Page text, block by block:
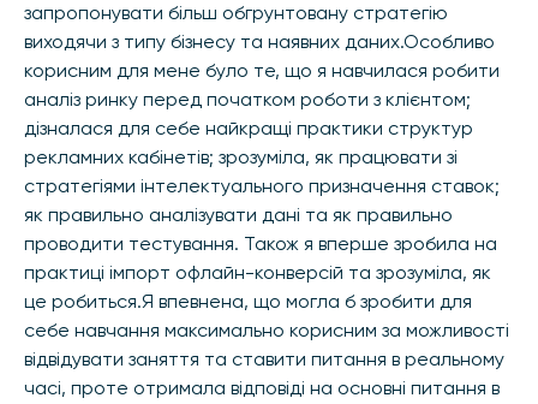
запропонувати більш обгрунтовану стратегію
виходячи з типу бізнесу та наявних даних.Особливо
корисним для мене було те, що я навчилася робити
аналіз ринку перед початком роботи з клієнтом;
дізналася для себе найкращі практики структур
рекламних кабінетів; зрозуміла, як працювати зі
стратегіями інтелектуального призначення ставок;
як правильно аналізувати дані та як правильно
проводити тестування. Також я вперше зробила на
практиці імпорт офлайн-конверсій та зрозуміла, як
це робиться.Я впевнена, що могла б зробити для
себе навчання максимально корисним за можливості
відвідувати заняття та ставити питання в реальному
часі, проте отримала відповіді на основні питання в